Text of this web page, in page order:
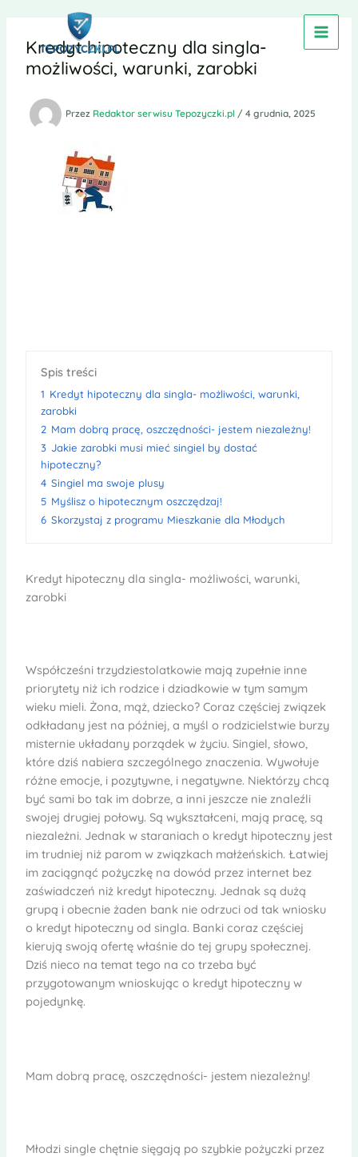
treściKredyt hipoteczny dla singla-
możliwości, warunki, zarobki
Przez Redaktor serwisu Tepozyczki.pl / 4 grudnia, 2025
Spis treści
1 Kredyt hipoteczny dla singla- możliwości, warunki,
zarobki
2 Mam dobrą pracę, oszczędności- jestem niezależny!
3 Jakie zarobki musi mieć singiel by dostać
hipoteczny?
4 Singiel ma swoje plusy
5 Myślisz o hipotecznym oszczędzaj!
6 Skorzystaj z programu Mieszkanie dla Młodych
Kredyt hipoteczny dla singla- możliwości, warunki,
zarobki
Współcześni trzydziestolatkowie mają zupełnie inne
priorytety niż ich rodzice i dziadkowie w tym samym
wieku mieli. Żona, mąż, dziecko? Coraz częściej związek
odkładany jest na później, a myśl o rodzicielstwie burzy
misternie układany porządek w życiu. Singiel, słowo,
które dziś nabiera szczególnego znaczenia. Wywołuje
różne emocje, i pozytywne, i negatywne. Niektórzy chcą
być sami bo tak im dobrze, a inni jeszcze nie znaleźli
swojej drugiej połowy. Są wykształceni, mają pracę, są
niezależni. Jednak w staraniach o kredyt hipoteczny jest
im trudniej niż parom w związkach małżeńskich. Łatwiej
im zaciągnąć pożyczkę na dowód przez internet bez
zaświadczeń niż kredyt hipoteczny. Jednak są dużą
grupą i obecnie żaden bank nie odrzuci od tak wniosku
o kredyt hipoteczny od singla. Banki coraz częściej
kierują swoją ofertę właśnie do tej grupy społecznej.
Dziś nieco na temat tego na co trzeba być
przygotowanym wnioskując o kredyt hipoteczny w
pojedynkę.
Mam dobrą pracę, oszczędności- jestem niezależny!
Młodzi single chętnie sięgają po szybkie pożyczki przez